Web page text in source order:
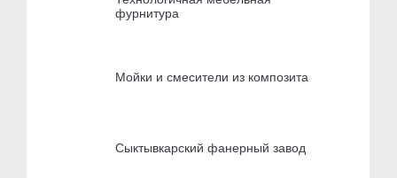
фурнитура
Мойки и смесители из композита
Сыктывкарский фанерный завод